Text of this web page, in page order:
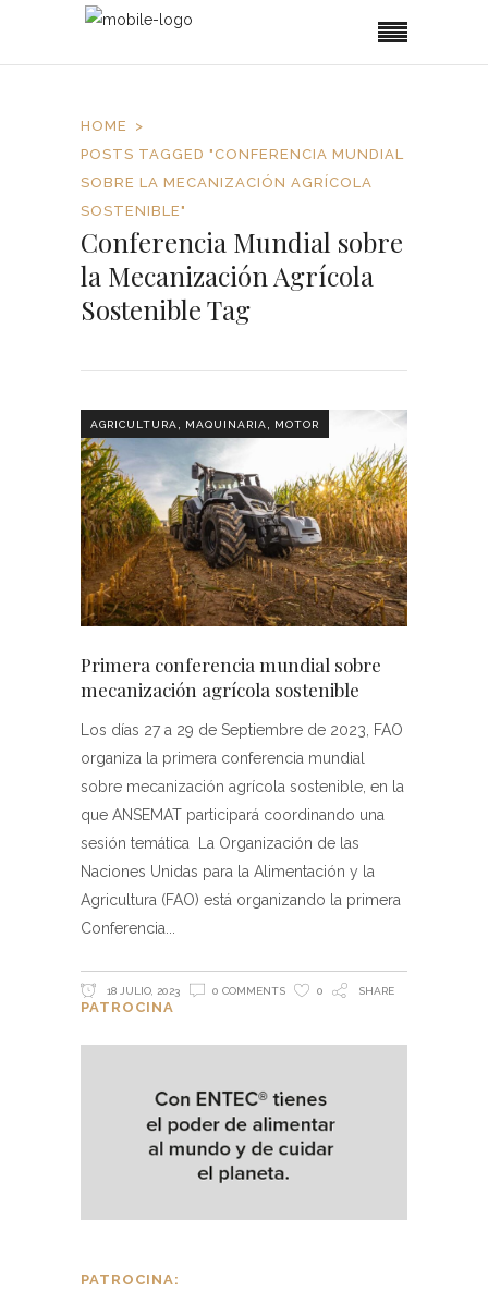
HOME
POSTS TAGGED "CONFERENCIA MUNDIAL
SOBRE LA MECANIZACIÓN AGRÍCOLA
SOSTENIBLE"
Conferencia Mundial sobre
la Mecanización Agrícola
Sostenible Tag
AGRICULTURA MAQUINARIA MOTOR
Primera conferencia mundial sobre
mecanización agrícola sostenible
Los días 27 a 29 de Septiembre de 2023, FAO
organiza la primera conferencia mundial
sobre mecanización agrícola sostenible, en la
que ANSEMAT participará coordinando una
sesión temática La Organización de las
Naciones Unidas para la Alimentación y la
Agricultura (FAO) está organizando la primera
Conferencia
18 JULIO, 2023 0 COMMENTS 0 SHARE
PATROCINA
PATROCINA: